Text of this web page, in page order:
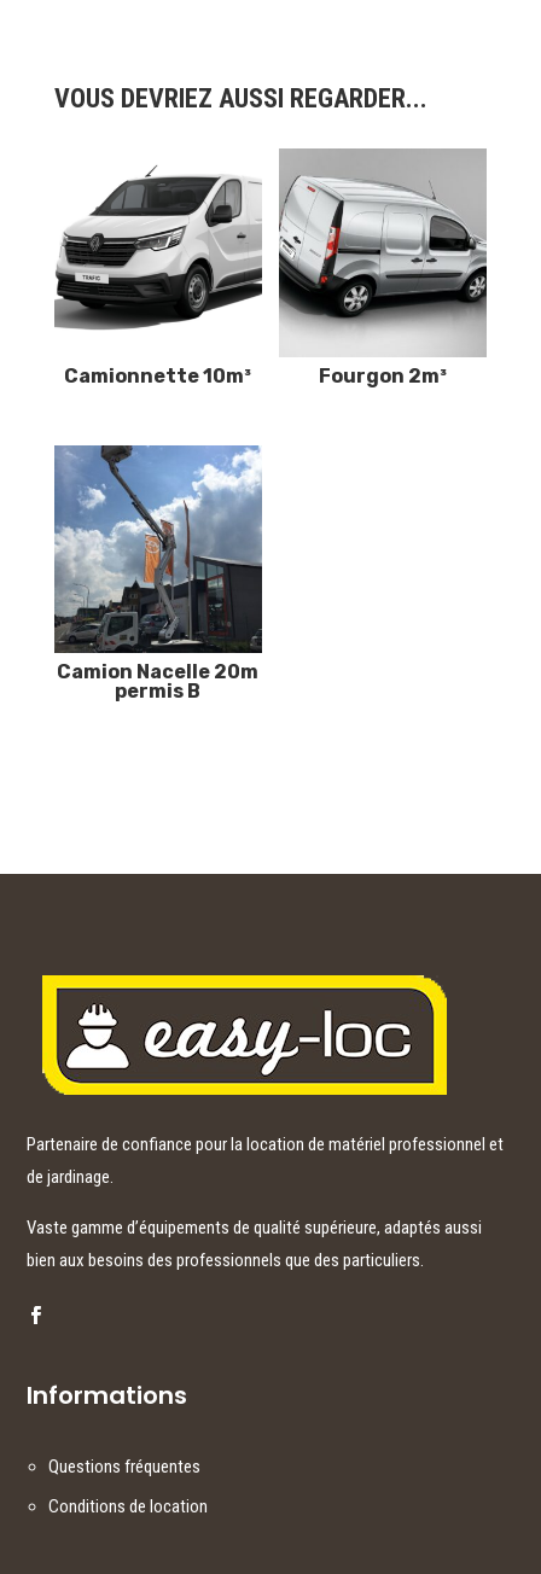
VOUS DEVRIEZ AUSSI REGARDER...
Camionnette 10m³ Fourgon 2m³
Camion Nacelle 20m
permis B
Partenaire de confiance pour la location de matériel professionnel et
de jardinage.
Vaste gamme d’équipements de qualité supérieure, adaptés aussi
bien aux besoins des professionnels que des particuliers.
Informations
Questions fréquentes
Conditions de location